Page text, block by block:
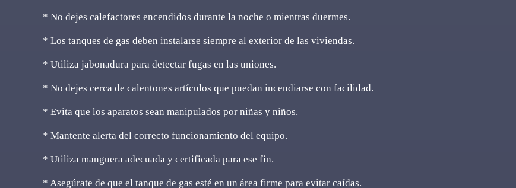
* No dejes calefactores encendidos durante la noche o mientras duermes.
* Los tanques de gas deben instalarse siempre al exterior de las viviendas.
* Utiliza jabonadura para detectar fugas en las uniones.
* No dejes cerca de calentones artículos que puedan incendiarse con facilidad.
* Evita que los aparatos sean manipulados por niñas y niños.
* Mantente alerta del correcto funcionamiento del equipo.
* Utiliza manguera adecuada y certificada para ese fin.
* Asegúrate de que el tanque de gas esté en un área firme para evitar caídas.